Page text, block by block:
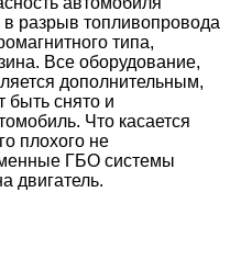
в разрыв топливопровода
типа,
Все оборудование,
дополнительным,
быть снято и
Что касается
плохого не
ГБО системы
двигатель.